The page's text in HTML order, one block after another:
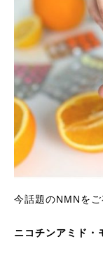
今話題のNMNをご
ニコチンアミド・